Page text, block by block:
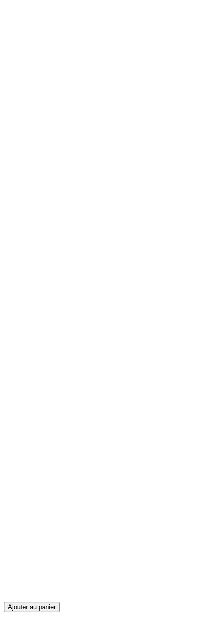
Ajouter au panier